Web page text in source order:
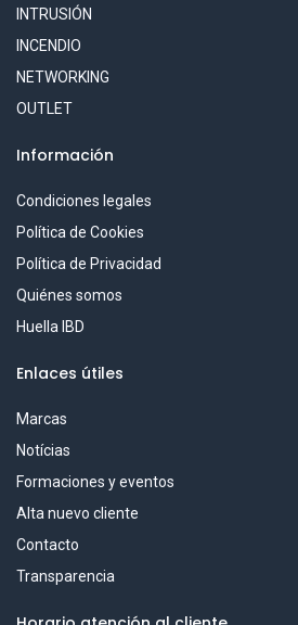
INTRUSIÓN
INCENDIO
NETWORKING
OUTLET
Información
Condiciones legales
Política de Cookies
Política de Privacidad
Quiénes somos
Huella IBD
Enlaces útiles
Marcas
Notícias
Formaciones y eventos
Alta nuevo cliente
Contacto
Transparencia